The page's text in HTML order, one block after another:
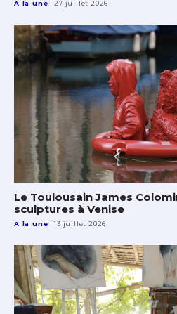
A la une 27 juillet 2026
Le Toulousain James
sculptures à Venise
A la une 13 juillet 2026